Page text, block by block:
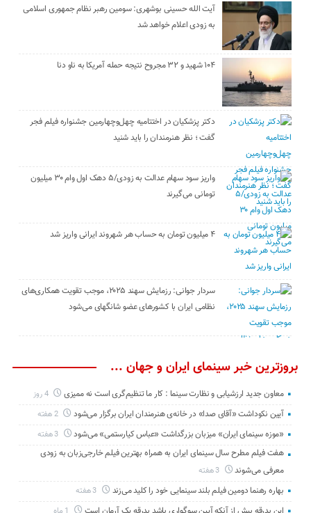
آیت الله حسینی بوشهری: سومین رهبر نظام جمهوری اسلامی
به زودی اعلام خواهد شد
۱۰۴ شهید و ۳۲ مجروح نتیجه حمله آمریکا به ناو دنا
دکتر پزشکیان در اختتامیه چهل‌وچهارمین جشنواره فیلم فجر
گفت ؛ نظر هنرمندان را باید شنید
واریز سود سهام عدالت به زودی/۵ دهک اول وام ۳۰ میلیون
تومانی می‌گیرند
۴ میلیون تومان به حساب هر شهروند ایرانی واریز شد
سردار جوانی: رزمایش سهند ۲۰۲۵، موجب تقویت همکاری‌های
نظامی ایران با کشور‌های عضو شانگهای می‌شود
بروزترین خبر سینمای ایران و جهان ...
معاون جدید ارزشیابی و نظارت سینما : کار ما تنظیم‌گری است نه ممیزی 4 روز
آیین نکوداشت «آقای صدا» در خانه‌ی هنرمندان ایران برگزار می‌شود 2 هفته
«موزه سینمای ایران» میزبان بزرگداشت «عباس کیارستمی» می‌شود 3 هفته
هفت فیلم مطرح سال سینمای ایران به همراه بهترین فیلم خارجی‌زبان به زودی
معرفی می‌شوند
3 هفته
بهاره رهنما دومین فیلم بلند سینمایی خود را کلید می‌زند